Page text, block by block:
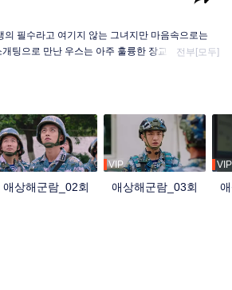
의 필수라고 여기지 않는 그녀지만 마음속으로는
팅으로 만난 우스는 아주 훌륭한 장교였고, 남들
차이, 심지어 연인의 직업적 특성 때문에 참고 희
여성은 망설이기도 하지만 결국 군인 아내라는
숭고하고 강하며 끈질긴 감정을 이해하게 된다. 젊
, 두 커플은 결국 두 손을 꼭 맞잡고 남은 인생을 함
의 사랑은 그렇게 계속된다.
전부[모두]
애상해군람_02회
VIP
애상해군람_03회
VIP